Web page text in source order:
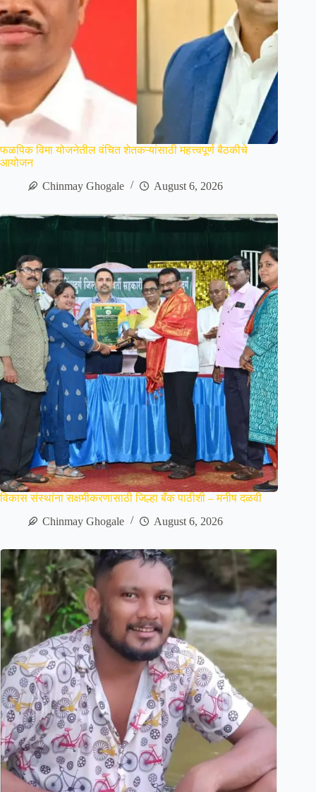
फळपिक विमा योजनेतील वंचित शेतकऱ्यांसाठी महत्त्वपूर्ण बैठकीचे
आयोजन
Chinmay Ghogale
August 6, 2026
विकास संस्थांना सक्षमीकरणासाठी जिल्हा बॅंक पाठीशी – मनीष दळवी
Chinmay Ghogale
August 6, 2026